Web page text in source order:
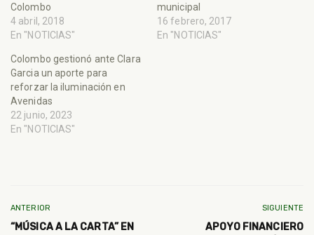
Colombo
4 abril, 2018
En "NOTICIAS"
municipal
16 febrero, 2017
En "NOTICIAS"
Colombo gestionó ante Clara
Garcia un aporte para
reforzar la iluminación en
Avenidas
22 junio, 2023
En "NOTICIAS"
ANTERIOR
“MÚSICA A LA CARTA” EN
SIGUIENTE
APOYO FINANCIERO